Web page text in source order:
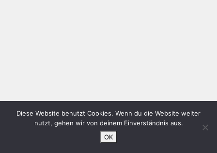
Diese Website benutzt Cookies. Wenn du die Website weiter
nutzt, gehen wir von deinem Einverständnis aus.
OK